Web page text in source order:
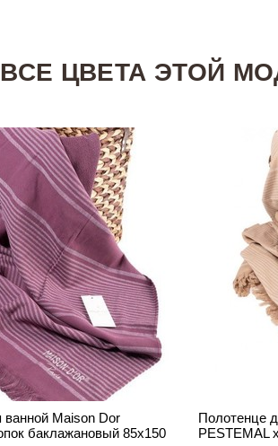
ВСЕ ЦВЕТА ЭТОЙ
Maison Dor
баклажановый 85х150
Полотенце
PESTEMAL